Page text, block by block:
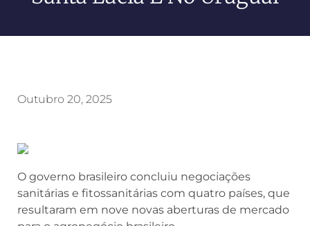
Outubro 20, 2025
O governo brasileiro concluiu negociações
sanitárias e fitossanitárias com quatro países, que
resultaram em nove novas aberturas de mercado